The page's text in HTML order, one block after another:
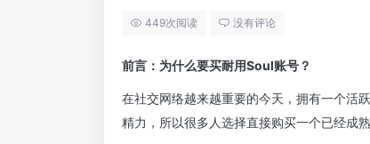
449次阅读 没有评论
前言：为什么要买耐用Soul账号？
在社交网络越来越重要的今天，拥有一个活
精力，所以很多人选择直接购买一个已经成